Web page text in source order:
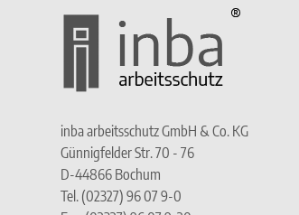
inba arbeitsschutz GmbH & Co. KG
Günnigfelder Str. 70 - 76
D-44866 Bochum
Tel. (02327) 96 07 9-0